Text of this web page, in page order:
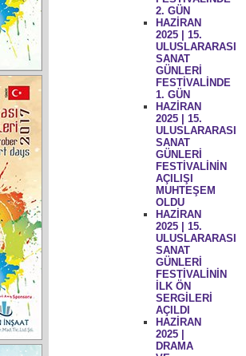
2. GÜN
HAZİRAN
2025 | 15.
ULUSLARARASI
SANAT
GÜNLERİ
FESTİVALİNDE
1. GÜN
HAZİRAN
2025 | 15.
ULUSLARARASI
SANAT
GÜNLERİ
FESTİVALİNİN
AÇILIŞI
MUHTEŞEM
OLDU
HAZİRAN
2025 | 15.
ULUSLARARASI
SANAT
GÜNLERİ
FESTİVALİNİN
İLK ÖN
SERGİLERİ
AÇILDI
HAZİRAN
2025 |
DRAMA